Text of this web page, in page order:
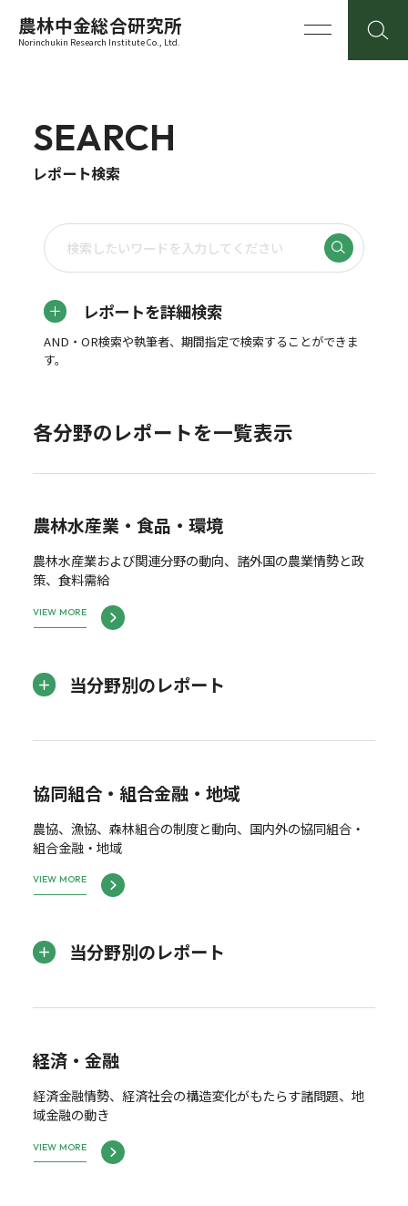
農林中金総合研究所
Norinchukin Research Institute Co., Ltd.
SEARCH
レポート検索
レポートを詳細検索
AND・OR検索や執筆者、期間指定で検索することができま
す。
各分野のレポートを一覧表示
農林水産業・食品・環境
農林水産業および関連分野の動向、諸外国の農業情勢と政
策、食料需給
VIEW MORE
当分野別のレポート
協同組合・組合金融・地域
農協、漁協、森林組合の制度と動向、国内外の協同組合・
組合金融・地域
VIEW MORE
当分野別のレポート
経済・金融
経済金融情勢、経済社会の構造変化がもたらす諸問題、地
域金融の動き
VIEW MORE